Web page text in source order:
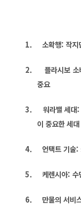
1. 소확행: 작지
2. 플라시보 소
중요
3. 워라밸 세대:
이 중요한 세대
4. 언택트 기술:
5. 케렌시아: 수
6. 만물의 서비